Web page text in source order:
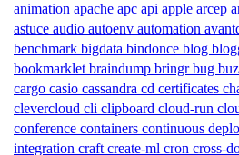
animation apache apc api apple arcep
astuce audio autoenv automation
benchmark bigdata bindonce blog
bookmarklet braindump bringrbug
cargo casio cassandra cd certificates
clevercloud cli clipboard cloud-run
conference containers continuous
integration craft create-ml cron cross-